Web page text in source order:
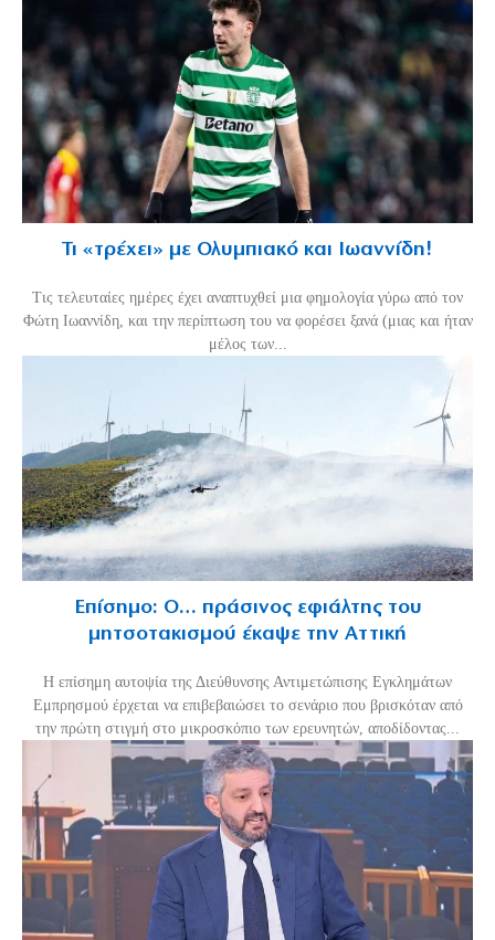
Τι «τρέχει» με Ολυμπιακό και Ιωαννίδη!
Τις τελευταίες ημέρες έχει αναπτυχθεί μια φημολογία γύρω από τον
Φώτη Ιωαννίδη, και την περίπτωση του να φορέσει ξανά (μιας και ήταν
μέλος των...
Επίσημο: Ο… πράσινος εφιάλτης του
μητσοτακισμού έκαψε την Αττική
Η επίσημη αυτοψία της Διεύθυνσης Αντιμετώπισης Εγκλημάτων
Εμπρησμού έρχεται να επιβεβαιώσει το σενάριο που βρισκόταν από
την πρώτη στιγμή στο μικροσκόπιο των ερευνητών, αποδίδοντας...